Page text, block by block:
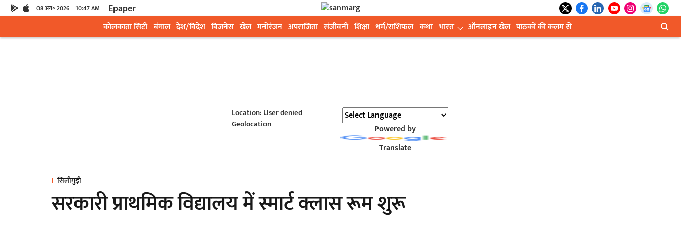
08 अग॰ 2026 10:47 AM Epaper
कोलकाता सिटी बंगाल देश/विदेश बिजनेस खेल मनोरंजन अपराजिता संजीवनी शिक्षा धर्म/राशिफल कथा भारत ऑनलाइन खेल पाठकों की कलम से
Location: User denied
Geolocation
Powered by
Translate
सिलीगुड़ी
सरकारी प्राथमिक विद्यालय में स्मार्ट क्लास रूम शुरू